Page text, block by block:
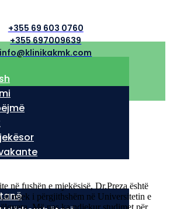
+355 69 603 0760
+355 697009639
info@klinikakmk.com
tona
në fushën e mjekësisë, Dr.Preza është
mjek i përgjithshëm në Universitetin e
Më pas ka ndjekur studimet për